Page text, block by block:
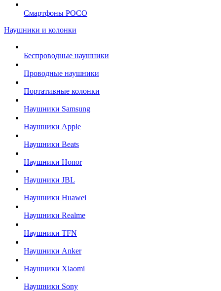
Смартфоны POCO
Наушники и колонки
Беспроводные наушники
Проводные наушники
Портативные колонки
Наушники Samsung
Наушники Apple
Наушники Beats
Наушники Honor
Наушники JBL
Наушники Huawei
Наушники Realme
Наушники TFN
Наушники Anker
Наушники Xiaomi
Наушники Sony